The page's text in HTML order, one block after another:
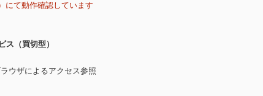
にて動作確認しています
ス（買切型）
ウザによるアクセス参照